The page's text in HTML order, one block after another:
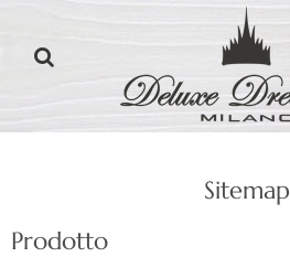
Sitemap
Prodotto